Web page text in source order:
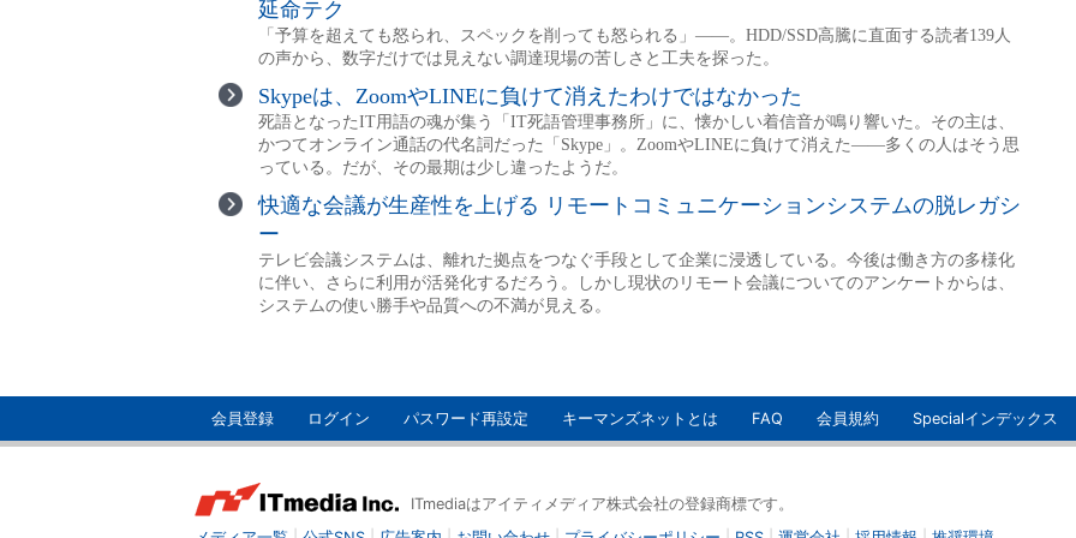
会員登録 ログイン パスワード再設定 キーマンズネットとは FAQ 会員規約 Specialインデックス
ITmediaはアイティメディア株式会社の登録商標です。